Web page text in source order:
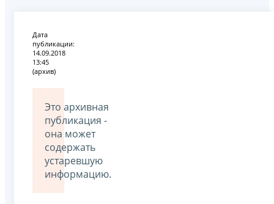
Дата
публикации:
14.09.2018
13:45
(архив)
Это архивная
публикация -
она может
содержать
устаревшую
информацию.